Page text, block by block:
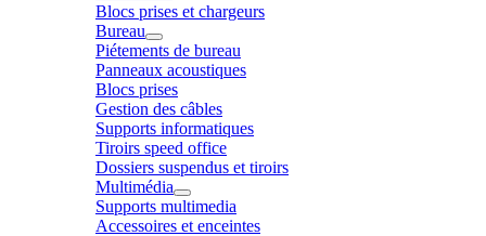
Blocs prises et chargeurs
Bureau
Piétements de bureau
Panneaux acoustiques
Blocs prises
Gestion des câbles
Supports informatiques
Tiroirs speed office
Dossiers suspendus et tiroirs
Multimédia
Supports multimedia
Accessoires et enceintes